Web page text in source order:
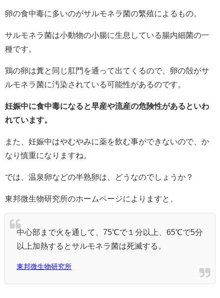
卵の食中毒に多いのがサルモネラ菌の繁殖によるもの。
サルモネラ菌は小動物の小腸に生息している腸内細菌の一
種です。
鶏の卵は糞と同じ肛門を通って出てくるので、卵の殻がサ
ルモネラ菌に汚染されている可能性があるのです。
妊娠中に食中毒になると早産や流産の危険性があるといわ
れています。
また、妊娠中はやむやみに薬を飲む事ができないので、か
なり慎重になりますね。
では、温泉卵などの半熟卵は、どうなのでしょうか？
東邦微生物研究所のホームページによりますと、
中心部まで火を通して、75℃で１分以上、65℃で5分
以上加熱するとサルモネラ菌は死滅する。
東邦微生物研究所